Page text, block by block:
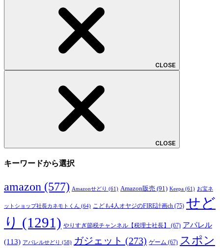
CLOSE
CLOSE
キーワードから選択
amazon (577) Amazonせどり (61) Amazon販売 (91) Keepa (61) お宝ネ
ットショップ社長カネモトくん (64) こども4人オヤジのFIRE計画ch (75) せど
り (1291) やりすぎ節税チャンネル【税理士社長】 (67) アパレル
(113) アパレルせどり (58) ガジェット (273) ゲーム (67) スポン